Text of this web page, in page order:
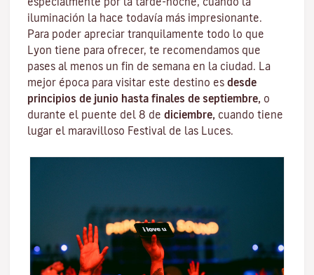
iluminación la hace todavía más impresionante.
Para poder apreciar tranquilamente todo lo que
Lyon tiene para ofrecer, te recomendamos que
pases al menos un fin de semana en la ciudad. La
mejor época para visitar este destino es desde
principios de junio hasta finales de septiembre, o
durante el puente del 8 de diciembre, cuando tiene
lugar el maravilloso Festival de las Luces.